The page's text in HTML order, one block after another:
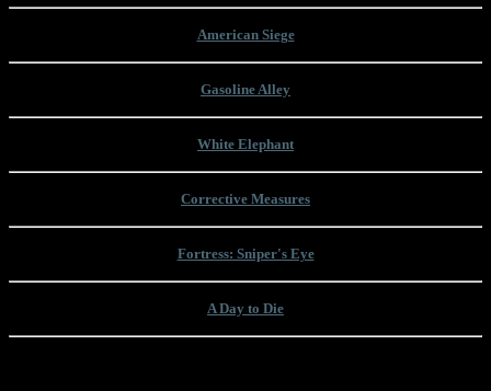
American Siege
Gasoline Alley
White Elephant
Corrective Measures
Fortress: Sniper's Eye
A Day to Die